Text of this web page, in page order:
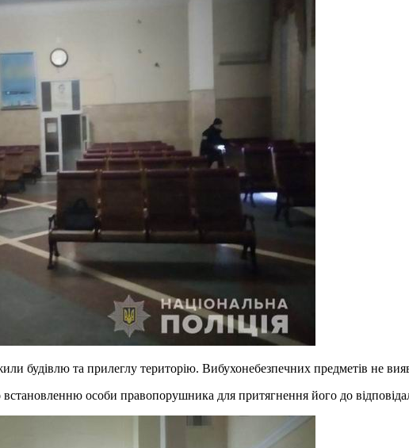
будівлю та прилеглу територію. Вибухонебезпечних предметів не
встановленню особи правопорушника для притягнення його до